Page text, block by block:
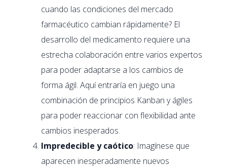
cuando las condiciones del mercado
farmacéutico cambian rápidamente? El
desarrollo del medicamento requiere una
estrecha colaboración entre varios expertos
para poder adaptarse a los cambios de
forma ágil. Aquí entraría en juego una
combinación de principios Kanban y ágiles
para poder reaccionar con flexibilidad ante
cambios inesperados.
Impredecible y caótico: Imagínese que
aparecen inesperadamente nuevos